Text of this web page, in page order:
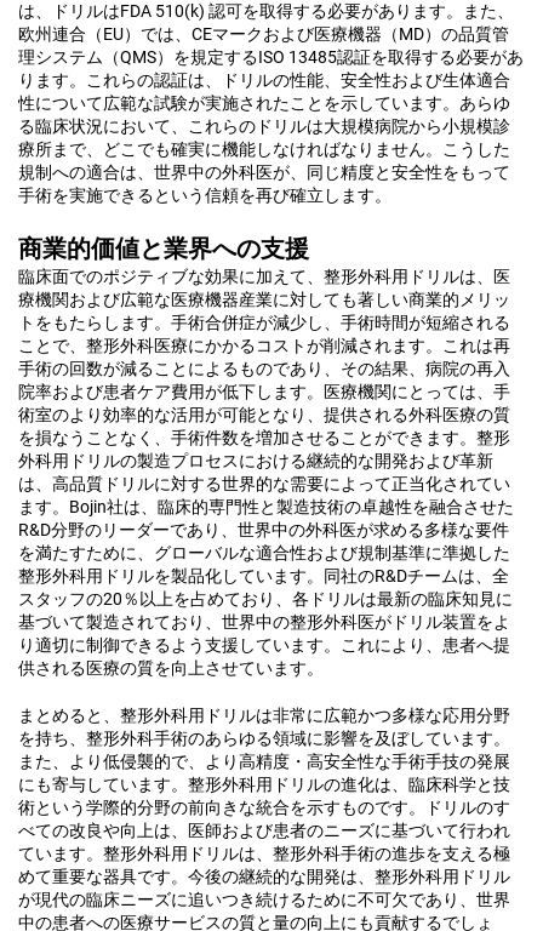
は、ドリルはFDA 510(k) 認可を取得する必要があります。また、
欧州連合（EU）では、CEマークおよび医療機器（MD）の品質管
理システム（QMS）を規定するISO 13485認証を取得する必要があ
ります。これらの認証は、ドリルの性能、安全性および生体適合
性について広範な試験が実施されたことを示しています。あらゆ
る臨床状況において、これらのドリルは大規模病院から小規模診
療所まで、どこでも確実に機能しなければなりません。こうした
規制への適合は、世界中の外科医が、同じ精度と安全性をもって
手術を実施できるという信頼を再び確立します。
商業的価値と業界への支援
臨床面でのポジティブな効果に加えて、整形外科用ドリルは、医
療機関および広範な医療機器産業に対しても著しい商業的メリッ
トをもたらします。手術合併症が減少し、手術時間が短縮される
ことで、整形外科医療にかかるコストが削減されます。これは再
手術の回数が減ることによるものであり、その結果、病院の再入
院率および患者ケア費用が低下します。医療機関にとっては、手
術室のより効率的な活用が可能となり、提供される外科医療の質
を損なうことなく、手術件数を増加させることができます。整形
外科用ドリルの製造プロセスにおける継続的な開発および革新
は、高品質ドリルに対する世界的な需要によって正当化されてい
ます。Bojin社は、臨床的専門性と製造技術の卓越性を融合させた
R&D分野のリーダーであり、世界中の外科医が求める多様な要件
を満たすために、グローバルな適合性および規制基準に準拠した
整形外科用ドリルを製品化しています。同社のR&Dチームは、全
スタッフの20％以上を占めており、各ドリルは最新の臨床知見に
基づいて製造されており、世界中の整形外科医がドリル装置をよ
り適切に制御できるよう支援しています。これにより、患者へ提
供される医療の質を向上させています。
まとめると、整形外科用ドリルは非常に広範かつ多様な応用分野
を持ち、整形外科手術のあらゆる領域に影響を及ぼしています。
また、より低侵襲的で、より高精度・高安全性な手術手技の発展
にも寄与しています。整形外科用ドリルの進化は、臨床科学と技
術という学際的分野の前向きな統合を示すものです。ドリルのす
べての改良や向上は、医師および患者のニーズに基づいて行われ
ています。整形外科用ドリルは、整形外科手術の進歩を支える極
めて重要な器具です。今後の継続的な開発は、整形外科用ドリル
が現代の臨床ニーズに追いつき続けるために不可欠であり、世界
中の患者への医療サービスの質と量の向上にも貢献するでしょ